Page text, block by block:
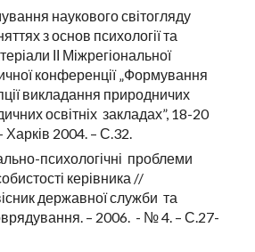
наукового світогляду
з основ психології та
ІІ Міжрегіональної
конференції „Формування
викладання природничих
освітніх закладах”, 18-20
Харків 2004. – С.32.
психологічні проблеми
керівника //
державної служби та
– 2006. - № 4. – С.27-